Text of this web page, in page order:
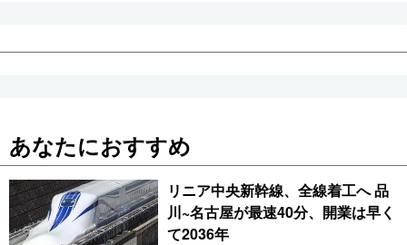
あなたにおすすめ
リニア中央新幹線、全線着工へ 品
川~名古屋が最速40分、開業は早く
て2036年